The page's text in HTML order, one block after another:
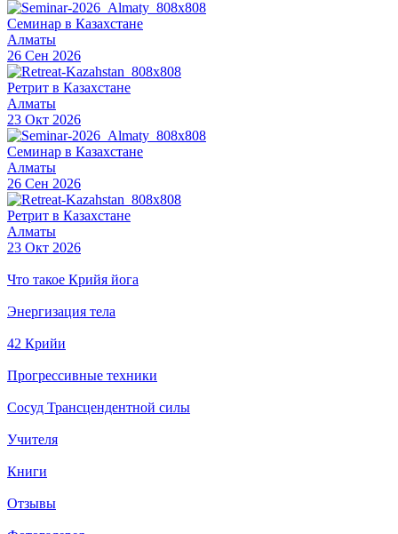
Семинар в Казахстане
Алматы
26 Сен 2026
Ретрит в Казахстане
Алматы
23 Окт 2026
Семинар в Казахстане
Алматы
26 Сен 2026
Ретрит в Казахстане
Алматы
23 Окт 2026
Что такое Крийя йога
Энергизация тела
42 Крийи
Прогрессивные техники
Сосуд Трансцендентной силы
Учителя
Книги
Отзывы